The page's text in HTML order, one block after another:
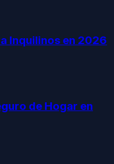
Inquilinos en 2026
de Hogar en